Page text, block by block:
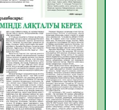
сайлауынан
пікір зерттеуі
18
табуға
19